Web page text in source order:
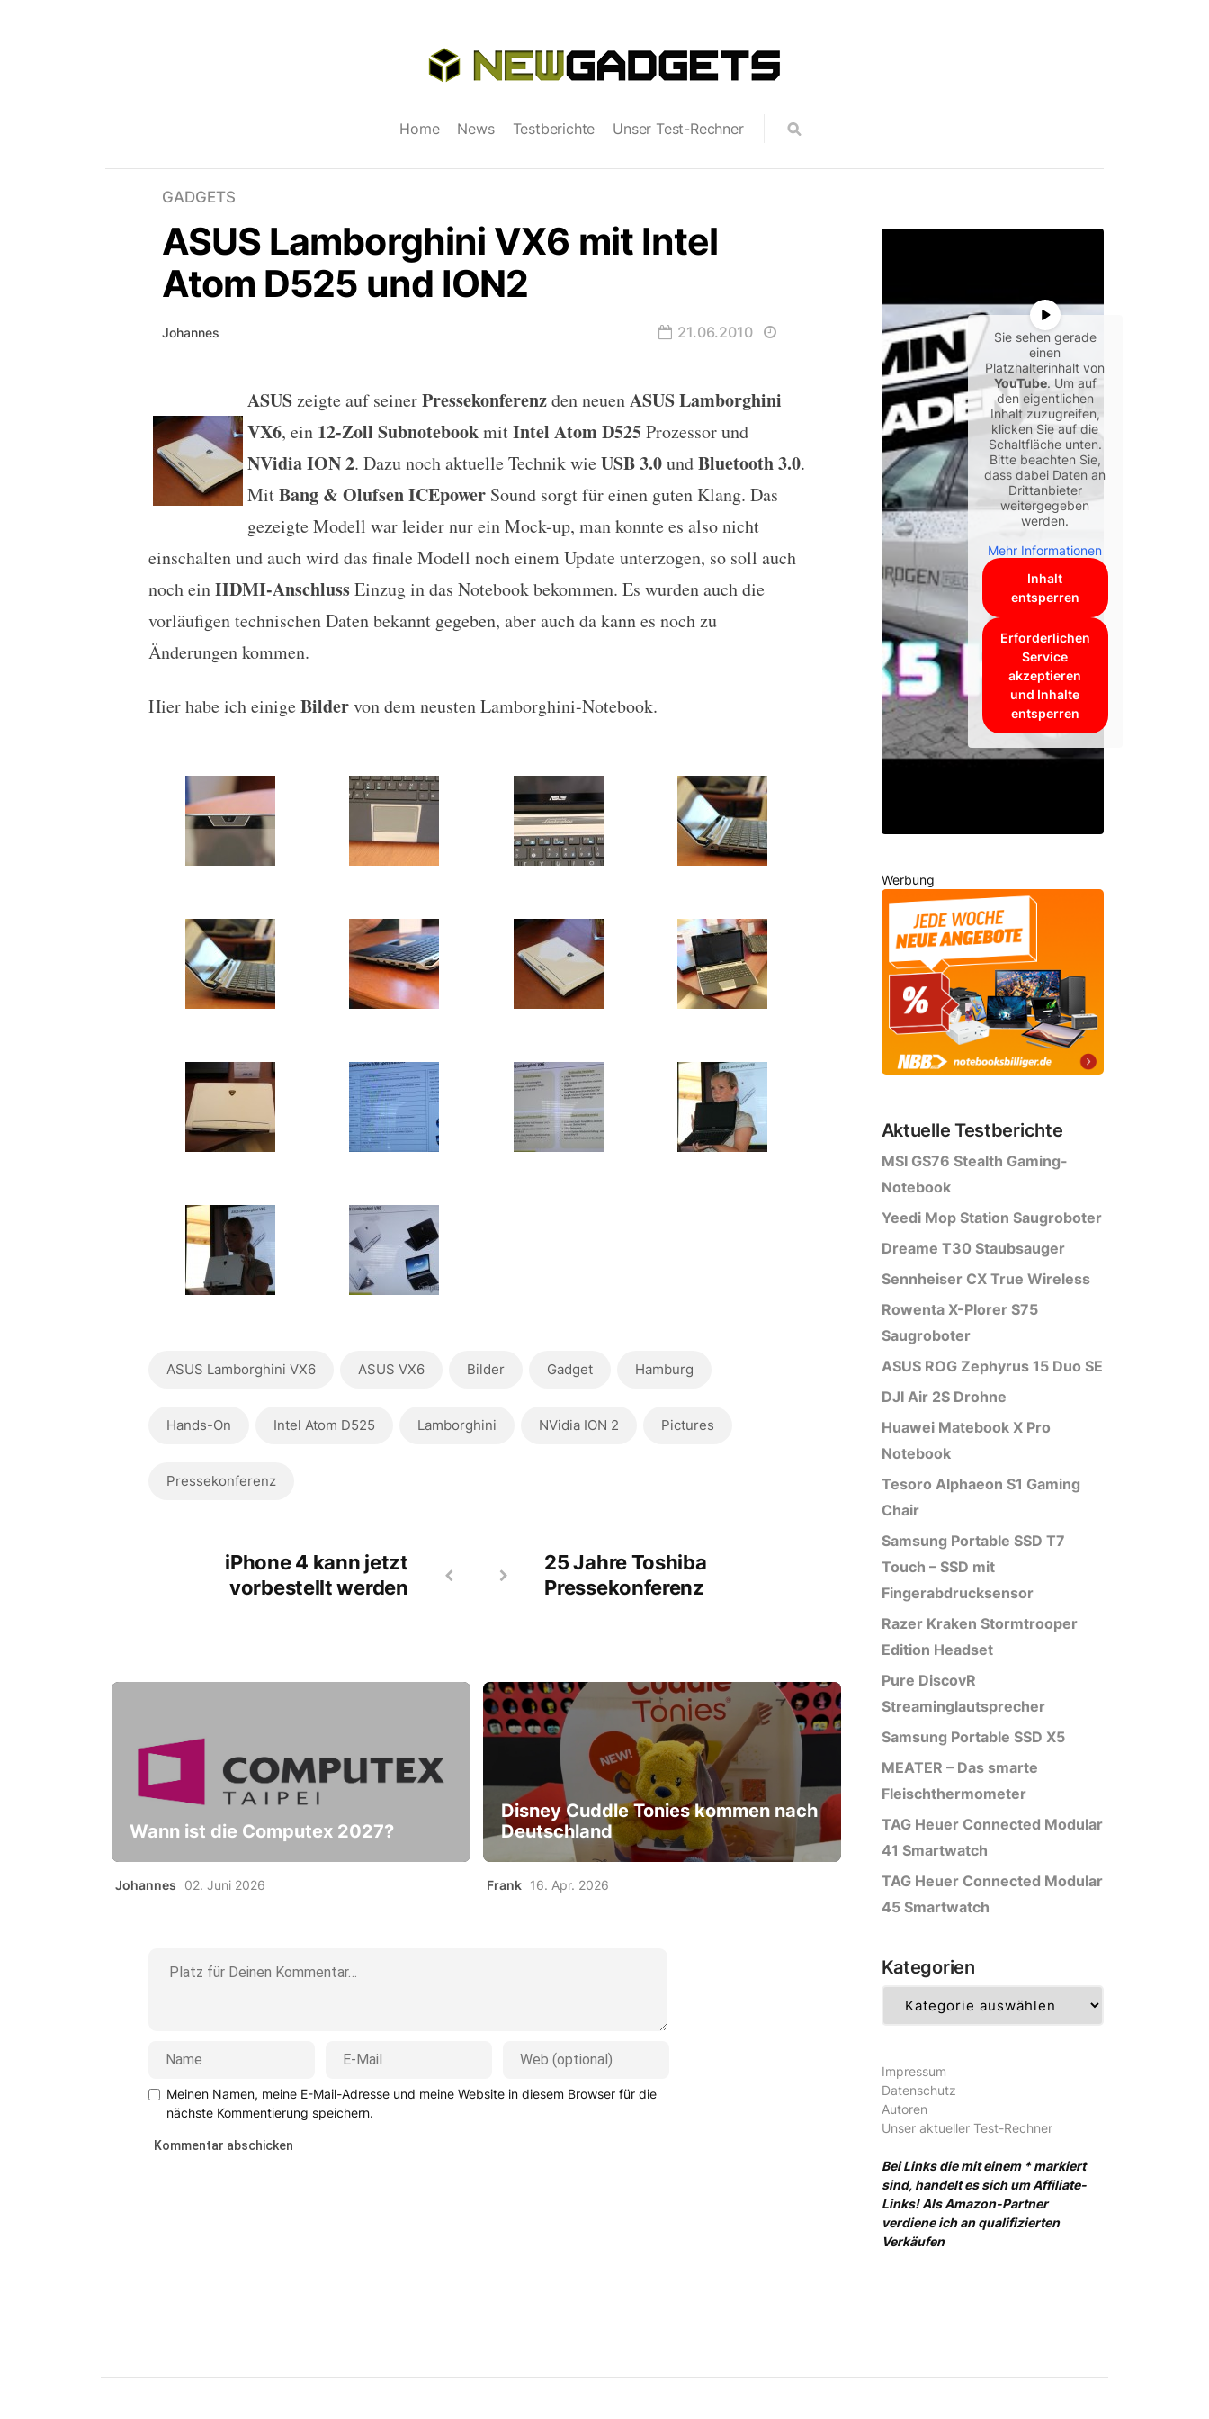
Home News Testberichte Unser Test-Rechner
GADGETS
ASUS Lamborghini VX6 mit Intel
Atom D525 und ION2
Johannes 21.06.2010
ASUS Lamborghini VX6 mit Intel Atom D525 und ION2
ASUSzeigte auf seinerPressekonferenzden neuenASUS Lamborghini
VX6, ein 12-Zoll SubnotebookmitIntel Atom D525Prozessor und
NVidia ION 2. Dazu noch aktuelle Technik wieUSB 3.0undBluetooth 3.0.
MitBang & Olufsen ICEpowerSound sorgt für einen guten Klang. Das
gezeigte Modell war leider nur ein Mock-up, man konnte es also nicht
einschalten und auch wird das finale Modell noch einem Update unterzogen, so soll auch
noch einHDMI-AnschlussEinzug in das Notebook bekommen. Es wurden auch die
vorläufigen technischen Daten bekannt gegeben, aber auch da kann es noch zu
Änderungen kommen.
Hier habe ich einigeBildervon dem neusten Lamborghini-Notebook.
ASUS Lamborghini VX6 ASUS VX6 Bilder Gadget Hamburg
Hands-On Intel Atom D525 Lamborghini NVidia ION 2 Pictures
Pressekonferenz
iPhone 4 kann jetzt
vorbestellt werden
25 Jahre Toshiba
Pressekonferenz
Wann ist die Computex 2027?
Johannes 02. Juni 2026
Disney Cuddle Tonies kommen nach
Deutschland
Frank 16. Apr. 2026
Meinen Namen, meine E-Mail-Adresse und meine Website in diesem Browser für die
nächste Kommentierung speichern.
Sie sehen gerade
einen
Platzhalterinhalt von
YouTube. Um auf
den eigentlichen
Inhalt zuzugreifen,
klicken Sie auf die
Schaltfläche unten.
Bitte beachten Sie,
dass dabei Daten an
Drittanbieter
weitergegeben
werden.
Mehr Informationen
Inhalt
entsperren
Erforderlichen
Service
akzeptieren
und Inhalte
entsperren
Werbung
Aktuelle Testberichte
MSI GS76 Stealth Gaming-
Notebook
Yeedi Mop Station Saugroboter
Dreame T30 Staubsauger
Sennheiser CX True Wireless
Rowenta X-Plorer S75
Saugroboter
ASUS ROG Zephyrus 15 Duo SE
DJI Air 2S Drohne
Huawei Matebook X Pro
Notebook
Tesoro Alphaeon S1 Gaming
Chair
Samsung Portable SSD T7
Touch – SSD mit
Fingerabdrucksensor
Razer Kraken Stormtrooper
Edition Headset
Pure DiscovR
Streaminglautsprecher
Samsung Portable SSD X5
MEATER – Das smarte
Fleischthermometer
TAG Heuer Connected Modular
41 Smartwatch
TAG Heuer Connected Modular
45 Smartwatch
Kategorien
Impressum
Datenschutz
Autoren
Unser aktueller Test-Rechner
Bei Links die mit einem * markiert
sind, handelt es sich um Affiliate-
Links! Als Amazon-Partner
verdiene ich an qualifizierten
Verkäufen